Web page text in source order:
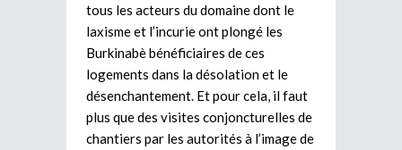
tous les acteurs du domaine dont le
laxisme et l’incurie ont plongé les
Burkinabè bénéficiaires de ces
logements dans la désolation et le
désenchantement. Et pour cela, il faut
plus que des visites conjoncturelles de
chantiers par les autorités à l’image de